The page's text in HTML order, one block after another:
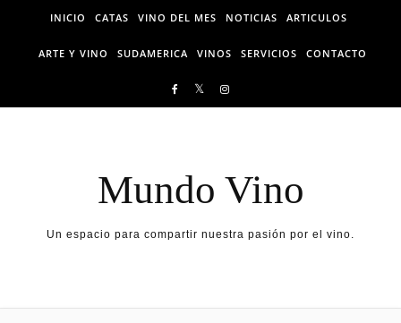
Skip to content
INICIO CATAS VINO DEL MES NOTICIAS ARTICULOS
ARTE Y VINO SUDAMERICA VINOS SERVICIOS CONTACTO
Mundo Vino
Un espacio para compartir nuestra pasión por el vino.